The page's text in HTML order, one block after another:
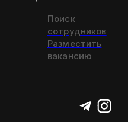
Поиск
сотрудников
Разместить
вакансию